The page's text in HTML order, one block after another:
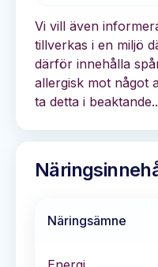
Vi vill även
tillverkas i en miljö
därför innehålla
allergisk mot något
ta detta i beaktande..
Näringsämne